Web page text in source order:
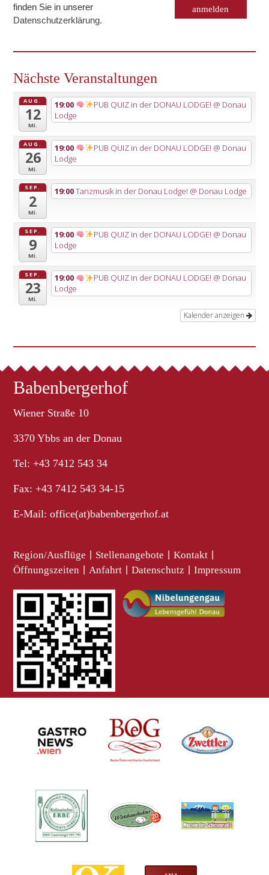
finden Sie in unserer
Datenschutzerklärung.
Nächste Veranstaltungen
AUG.
12
Mi.
19:00 PUB QUIZ in der DONAU LODGE! @ Donau
Lodge
AUG.
26
Mi.
19:00 PUB QUIZ in der DONAU LODGE! @ Donau
Lodge
SEP.
2
Mi.
19:00Tanzmusik in der Donau Lodge! @ Donau Lodge
SEP.
9
Mi.
19:00 PUB QUIZ in der DONAU LODGE! @ Donau
Lodge
SEP.
23
Mi.
19:00 PUB QUIZ in der DONAU LODGE! @ Donau
Lodge
Kalender anzeigen
Babenbergerhof
Wiener Straße 10
3370 Ybbs an der Donau
Tel: +43 7412 543 34
Fax: +43 7412 543 34-15
E-Mail:office(at)babenbergerhof.at
Region/Ausflüge Stellenangebote Kontakt
Öffnungszeiten Anfahrt Datenschutz Impressum